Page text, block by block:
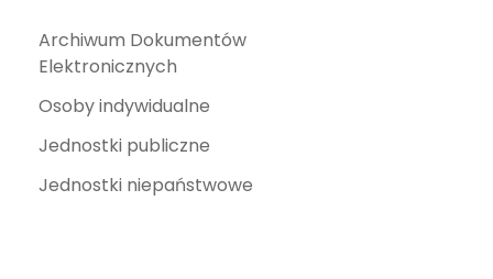
Archiwum Dokumentów
Elektronicznych
Osoby indywidualne
Jednostki publiczne
Jednostki niepaństwowe